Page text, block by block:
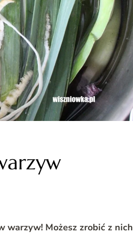
warzyw! Możesz zrobić z nich